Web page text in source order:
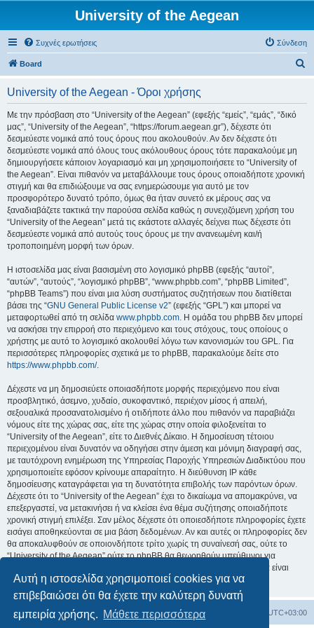
Αυτή η ιστοσελίδα χρησιμοποιεί cookies για να
επιβεβαιώσει ότι θα έχετε την καλύτερη δυνατή
εμπειρία χρήσης. Μάθετε περισσότερα
University of the Aegean
Συχνές ερωτήσεις Σύνδεση
Board
University of the Aegean - Όροι χρήσης
Με την πρόσβαση στο “University of the Aegean” (εφεξής “εμείς”, “εμάς”, “δικό
μας”, “University of the Aegean”, “https://forum.aegean.gr”), δέχεστε ότι
δεσμεύεστε νομικά από τους όρους που ακολουθούν. Αν δεν δέχεστε ότι
δεσμεύεστε νομικά από όλους τους ακόλουθους όρους τότε παρακαλούμε μη
δημιουργήσετε κάποιον λογαριασμό και μη χρησιμοποιήσετε το “University of
the Aegean”. Είναι πιθανόν να μεταβάλλουμε τους όρους οποιαδήποτε χρονική
στιγμή και θα επιδιώξουμε να σας ενημερώσουμε για αυτό με τον
προσφορότερο δυνατό τρόπο, όμως θα ήταν συνετό εκ μέρους σας να
ξαναδιαβάζετε τακτικά την παρούσα σελίδα καθώς η συνεχιζόμενη χρήση του
“University of the Aegean” μετά τις εκάστοτε αλλαγές δείχνει πως δέχεστε ότι
δεσμεύεστε νομικά από αυτούς τους όρους με την ανανεωμένη και/ή
τροποποιημένη μορφή των όρων.
Η ιστοσελίδα μας είναι βασισμένη στο λογισμικό phpBB (εφεξής “αυτοί”,
“αυτών”, “αυτούς”, “λογισμικό phpBB”, “www.phpbb.com”, “phpBB Limited”,
“phpBB Teams”) που είναι μια λύση συστήματος συζητήσεων που διατίθεται
βάσει της “GNU General Public License v2” (εφεξής “GPL”) και μπορεί να
μεταφορτωθεί από τη σελίδα www.phpbb.com. Η ομάδα του phpBB δεν μπορεί
να ασκήσει την επιρροή στο περιεχόμενο και τους στόχους, τους οποίους ο
χρήστης με αυτό το λογισμικό ακολουθεί λόγω των κανονισμών του GPL. Για
περισσότερες πληροφορίες σχετικά με το phpBB, παρακαλούμε δείτε στο
https://www.phpbb.com/.
Δέχεστε να μη δημοσιεύετε οποιασδήποτε μορφής περιεχόμενο που είναι
προσβλητικό, άσεμνο, χυδαίο, συκοφαντικό, περιέχον μίσος ή απειλή,
σεξουαλικά προσανατολισμένο ή οτιδήποτε άλλο που πιθανόν να παραβιάζει
νόμους είτε της χώρας σας, είτε της χώρας στην οποία φιλοξενείται το
“University of the Aegean”, είτε το Διεθνές Δίκαιο. Η δημοσίευση τέτοιου
περιεχομένου είναι δυνατόν να οδηγήσει στην άμεση και μόνιμη διαγραφή σας,
με ταυτόχρονη ενημέρωση της Υπηρεσίας Παροχής Υπηρεσιών Διαδικτύου που
χρησιμοποιείτε εφόσον κρίνουμε απαραίτητο. Η διεύθυνση IP κάθε
δημοσίευσης καταγράφεται για τη δυνατότητα επιβολής των παρόντων όρων.
Δέχεστε ότι το “University of the Aegean” έχει το δικαίωμα να απομακρύνει, να
επεξεργαστεί, να μετακινήσει ή να κλείσει ένα θέμα συζήτησης οποιαδήποτε
χρονική στιγμή επιλέξει. Σαν μέλος δέχεστε ότι οποιεσδήποτε πληροφορίες έχετε
εισάγει αποθηκεύονται σε μια βάση δεδομένων. Αν και αυτές οι πληροφορίες δεν
θα αποκαλυφθούν σε οποιονδήποτε τρίτο χωρίς τη συναίνεσή σας, ούτε το
“University of the Aegean” ούτε το phpBB θα θεωρηθούν υπεύθυνοι για
οποιαδήποτε απόπειρα ηλεκτρονικής εισβολής ή παραβίασης η οποία είναι
δυνατόν να οδηγήσει σε απώλεια αυτών των δεδομένων.
Board Όλοι οι χρόνοι είναι UTC+03:00
Διαγραφή cookies